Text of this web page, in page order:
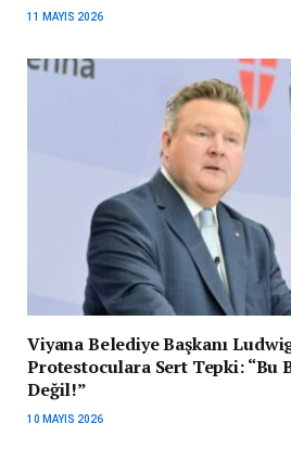
11 MAYIS 2026
Viyana Belediye Başkanı
Protestoculara Sert Tepki: “Bu
Değil!”
10 MAYIS 2026